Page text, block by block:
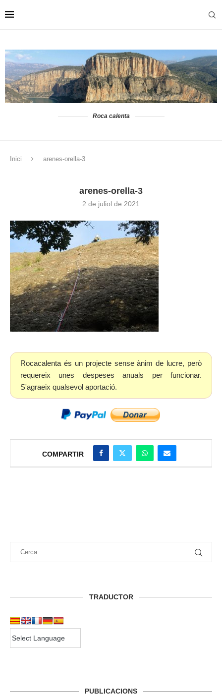
Roca calenta
Inici arenes-orella-3
arenes-orella-3
2 de juliol de 2021
Rocacalenta és un projecte sense ànim de lucre, però
requereix unes despeses anuals per funcionar.
S'agraeix qualsevol aportació.
COMPARTIR
TRADUCTOR
PUBLICACIONS